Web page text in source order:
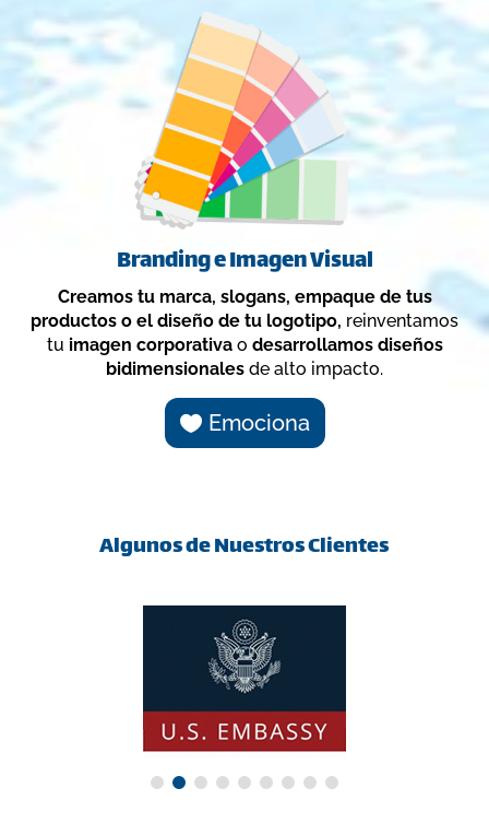
Branding e Imagen Visual
Creamos tu marca, slogans, empaque de tus
productos o el diseño de tu logotipo, reinventamos
tu imagen corporativa o desarrollamos diseños
bidimensionales de alto impacto.
Emociona
Algunos de Nuestros Clientes